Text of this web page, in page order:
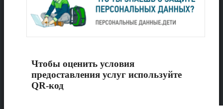
Чтобы оценить условия
предоставления услуг используйте
QR-код